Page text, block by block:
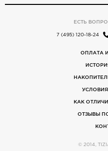
ЕСТЬ
7 (495) 120-18-24
ОПЛАТА
КАК
ОТЗЫВЫ
© 2014,